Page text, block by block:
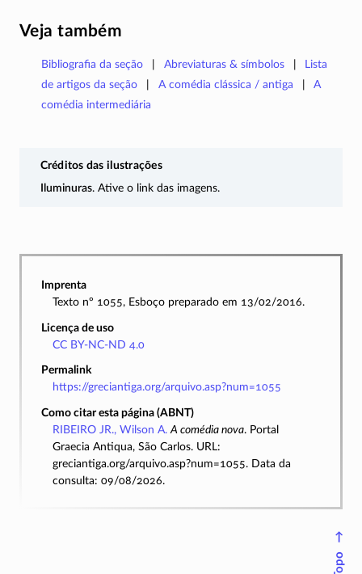
Veja também
Bibliografia da seção Abreviaturas & símbolos
Lista
de artigos da seção
A comédia clássica / antiga
A
comédia intermediária
Créditos das ilustrações
Iluminuras. Ative o link das imagens.
Imprenta
Texto nº 1055, Esboço preparado em 13/02/2016.
Licença de uso
CC BY-NC-ND 4.0
Permalink
https://greciantiga.org/arquivo.asp?num=1055
Como citar esta página (ABNT)
RIBEIRO JR., Wilson A. A comédia nova. Portal
Graecia Antiqua, São Carlos. URL:
greciantiga.org/arquivo.asp?num=1055. Data da
consulta: 09/08/2026.
↑
Topo